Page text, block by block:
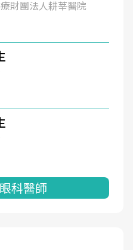
財團法人耕莘醫院
科醫師